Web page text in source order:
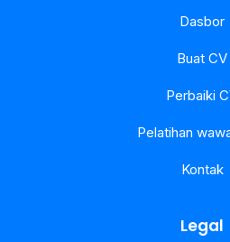
Dasbor
Buat CV
Perbaiki
Pelatihan
Kontak
Legal